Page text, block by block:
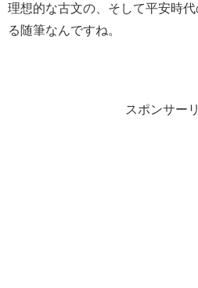
理想的な古文の、そして平安時
る随筆なんですね。
スポンサー